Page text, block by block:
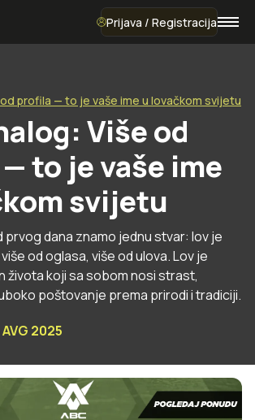
Prijava / Registracija
profila — to je vaše ime u lovačkom svijetu
Više od
to je vaše ime
svijetu
prvog dana znamo jednu stvar: lov je
od oglasa, više od ulova. Lov je
života koji sa sobom nosi strast,
poštovanje prema prirodi i tradiciji.
2025